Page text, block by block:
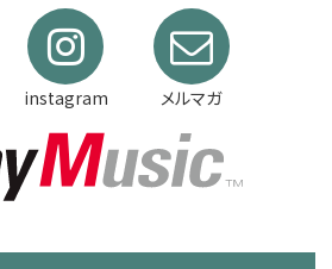
instagram メルマガ